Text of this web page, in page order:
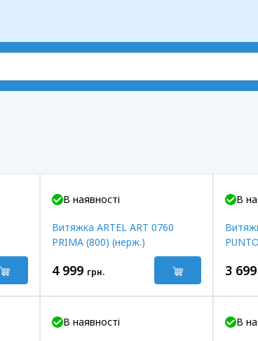
В наявності
Витяжка ARTEL ART 0760
PRIMA (800) (нерж.)
4 999 грн.
В
3 699
В наявності В